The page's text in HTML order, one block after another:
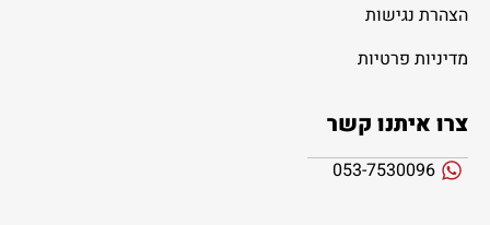
הצהרת נגישות
מדיניות פרטיות
צרו איתנו קשר
053-7530096